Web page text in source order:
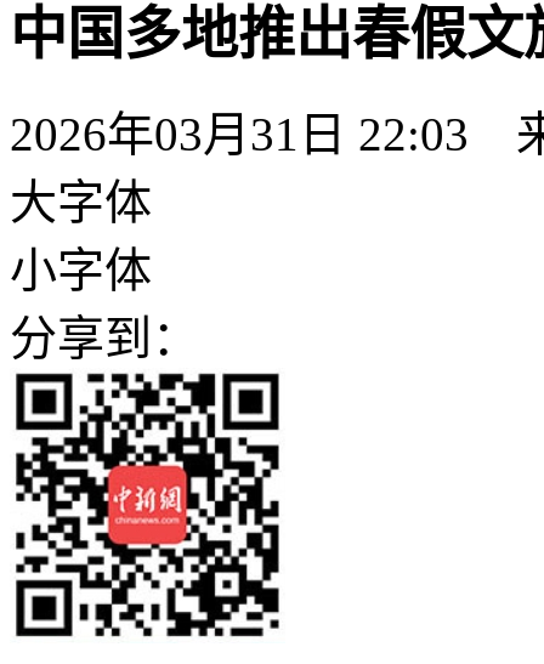
中国多地推出春假文
2026年03月31日 22:03
大字体
小字体
分享到：